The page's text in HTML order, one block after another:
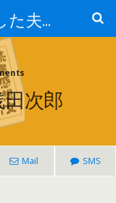
出世競争から脱落した夫と妻の日常
田次郎
Mail SMS